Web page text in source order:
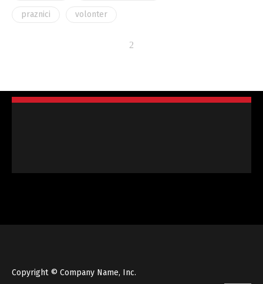
praznici volonter
Copyright © Company Name, Inc.